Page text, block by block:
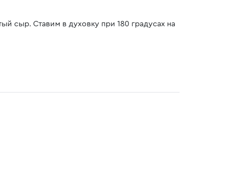
сыр. Ставим в духовку при 180 градусах на